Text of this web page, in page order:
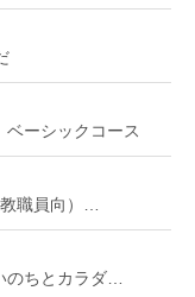
ーシックコース
職員向）…
ちとカラダ…